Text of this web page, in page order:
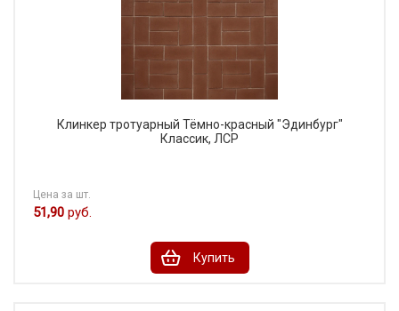
Клинкер тротуарный Тёмно-красный "Эдинбург"
Классик, ЛСР
Цена за шт.
51,90 руб.
Купить